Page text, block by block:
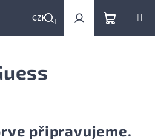
CZK
Hledat PřihlášeníNákupní
připravujeme.